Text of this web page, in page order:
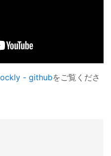
- githubをご覧くださ